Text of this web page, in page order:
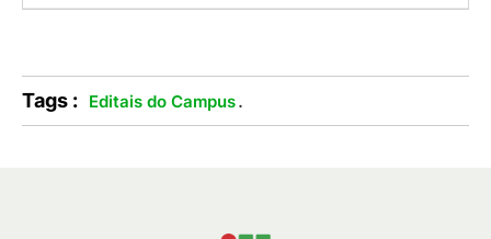
Tags : Editais do Campus.